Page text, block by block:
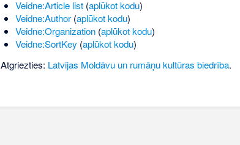
Veidne:Article list(aplūkot kodu)
Veidne:Author(aplūkot kodu)
Veidne:Organization(aplūkot kodu)
Veidne:SortKey (aplūkot kodu)
Atgriezties: Latvijas Moldāvu un rumāņu kultūras biedrība.